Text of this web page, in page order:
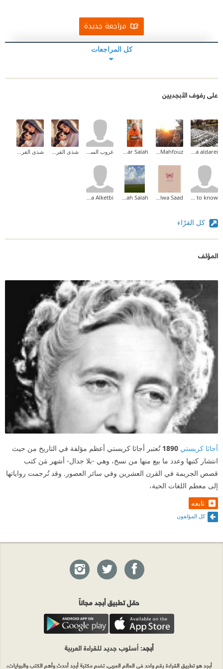
مراجعة جديدة
كل المراجعات
على رفوف الأبجديين
كل القرّاء
المؤلف
أجاثا كريستي 1890 تُعتبر أجاثا كريستي أعظم مؤلفة في التاريخ من حيث
انتشار كتبها وعدد ما بيع منها من نسخ، وهي -بلا جدال- أشهر مَن كتب
قصص الجريمة في القرن العشرين وفي سائر العصور. وقد تُرجمت رواياتها
إلى معظم اللغات الحية،
تابعه
كل المؤلفون
حمّل تطبيق أبجد مجاناً
أبجد: أسلوب جديد للقراءة العربية
أبجد هو تطبيق القراءة رقم واحد في العالم العربي. تضم مكتبة أبجد أحدث وأهم الكتب والروايات،